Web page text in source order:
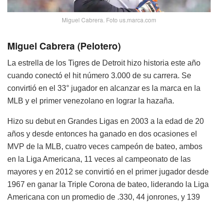
Miguel Cabrera. Foto us.marca.com
Miguel Cabrera (Pelotero)
La estrella de los Tigres de Detroit hizo historia este año
cuando conectó el hit número 3.000 de su carrera. Se
convirtió en el 33° jugador en alcanzar es la marca en la
MLB y el primer venezolano en lograr la hazaña.
Hizo su debut en Grandes Ligas en 2003 a la edad de 20
años y desde entonces ha ganado en dos ocasiones el
MVP de la MLB, cuatro veces campeón de bateo, ambos
en la Liga Americana, 11 veces al campeonato de las
mayores y en 2012 se convirtió en el primer jugador desde
1967 en ganar la Triple Corona de bateo, liderando la Liga
Americana con un promedio de .330, 44 jonrones, y 139